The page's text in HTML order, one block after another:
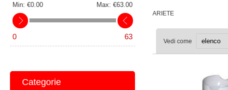
ARIETE
Vedi come
Min: €0.00 Max: €63.00
0 63
Categorie